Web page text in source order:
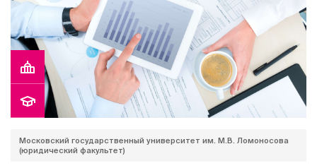
Московский государственный университет им. М.В. Ломоносова
(юридический факультет)